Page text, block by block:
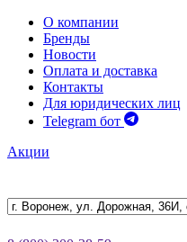
О компании
Бренды
Новости
Оплата и доставка
Контакты
Для юридических лиц
Telegram бот
Акции